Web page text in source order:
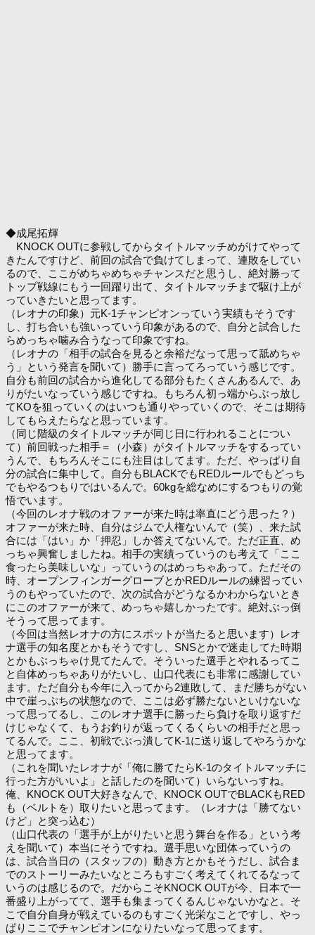
◆成尾拓輝
KNOCK OUTに参戦してからタイトルマッチめがけてやって
きたんですけど、前回の試合で負けてしまって、連敗をしてい
るので、ここがめちゃめちゃチャンスだと思うし、絶対勝って
トップ戦線にもう一回躍り出て、タイトルマッチまで駆け上が
っていきたいと思ってます。
（レオナの印象）元K-1チャンピオンっていう実績もそうです
し、打ち合いも強いっていう印象があるので、自分と試合した
らめっちゃ噛み合うなって印象ですね。
（レオナの「相手の試合を見ると余裕だなって思って舐めちゃ
う」という発言を聞いて）勝手に言ってろっていう感じです。
自分も前回の試合から進化してる部分もたくさんあるんで、あ
りがたいなっていう感じですね。もちろん初っ端からぶっ放し
てKOを狙っていくのはいつも通りやっていくので、そこは期待
してもらえたらなと思っています。
（同じ階級のタイトルマッチが同じ日に行われることについ
て）前回戦った相手＝（小森）がタイトルマッチをするってい
うんで、もちろんそこにも注目はしてます。ただ、やっぱり自
分の試合に集中して。自分もBLACKでもREDルールでもどっち
でもやるつもりではいるんで。60kgを総なめにするつもりの覚
悟でいます。
（今回のレオナ戦のオファーが来た時は率直にどう思った？）
オファーが来た時、自分はジムで人権ないんで（笑）、来た試
合には「はい」か「押忍」しか答えてないんで。ただ正直、め
っちゃ興奮しましたね。相手の実績っていうのも考えて「ここ
食ったら美味しいな」っていうのはめっちゃあって。ただその
時、オープンフィンガーグローブとかREDルールの練習ってい
うのもやっていたので、次の試合がどうなるかわからないとき
にこのオファーが来て、めっちゃ嬉しかったです。絶対ぶっ倒
そうって思ってます。
（今回は当然レオナの方にスポットが当たると思います）レオ
ナ選手の知名度とかもそうですし、SNSとかで迷走してた時期
とかもぶっちゃけ見てたんで。そういった選手とやれるってこ
と自体めっちゃありがたいし、山口代表にも非常に感謝してい
ます。ただ自分も今年に入ってから2連敗して、まだ勝ちがない
中で崖っぷちの状態なので、ここは必ず勝たないといけないな
って思ってるし、このレオナ選手に勝ったら負けを取り返すだ
けじゃなくて、もうお釣りが返ってくるくらいの相手だと思っ
てるんで。ここ、初戦でぶっ潰してK-1に送り返してやろうかな
と思ってます。
（これを聞いたレオナが「俺に勝てたらK-1のタイトルマッチに
行った方がいいよ」と話したのを聞いて）いらないっすね。
俺、KNOCK OUT大好きなんで、KNOCK OUTでBLACKもRED
も（ベルトを）取りたいと思ってます。（レオナは「勝てない
けど」と突っ込む）
（山口代表の「選手が上がりたいと思う舞台を作る」という考
えを聞いて）本当にそうですね。選手思いな団体っていうの
は、試合当日の（スタッフの）動き方とかもそうだし、試合ま
でのストーリーみたいなところもすごく考えてくれてるなって
いうのは感じるので。だからこそKNOCK OUTが今、日本で一
番盛り上がってて、選手も集まってくるんじゃないかなと。そ
こで自分自身が戦えているのもすごく光栄なことですし、やっ
ぱりここでチャンピオンになりたいなって思ってます。